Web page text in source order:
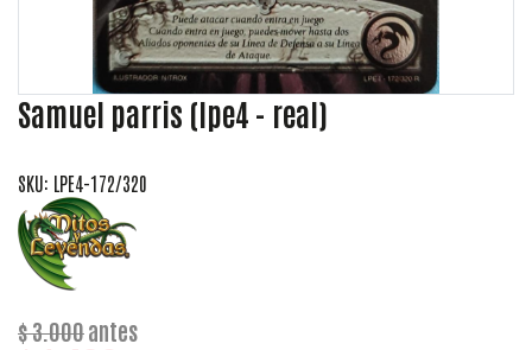
Samuel parris (lpe4 - real)
SKU: LPE4-172/320
$ 3.000antes